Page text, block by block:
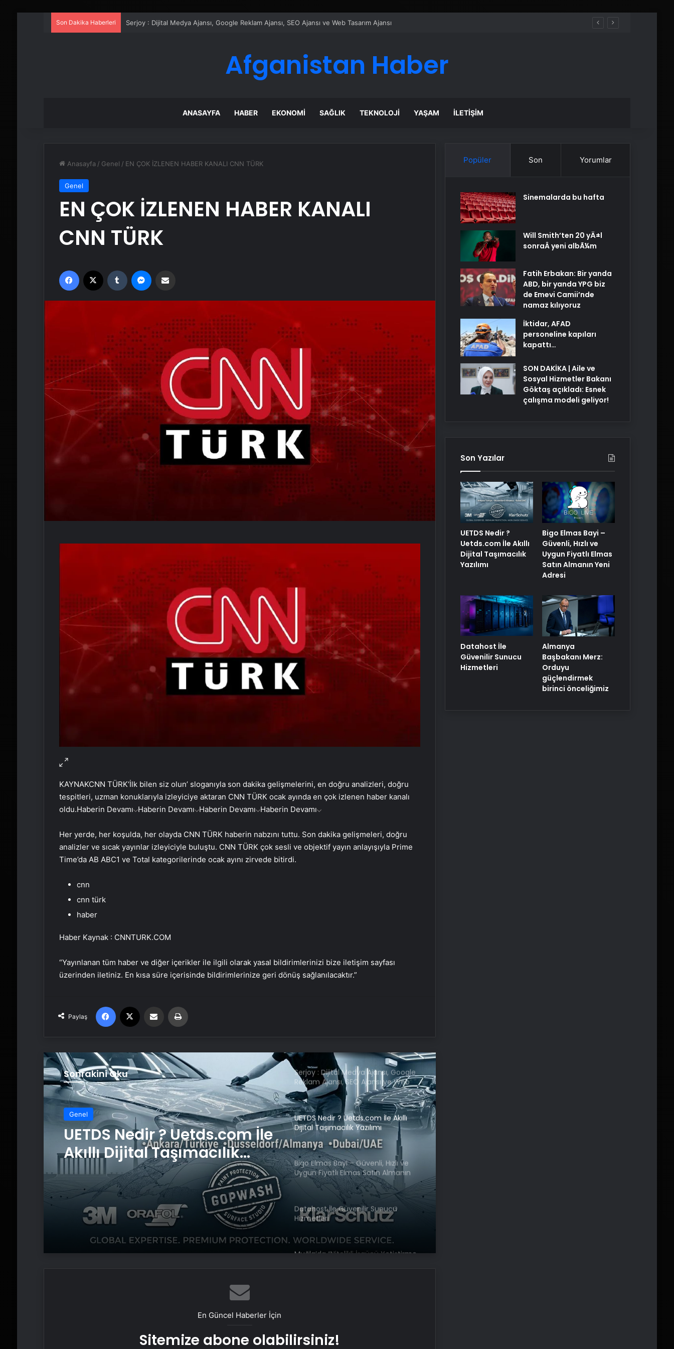
Son Dakika Haberleri UETDS Nedir ? Uetds.com İle Akıllı Dijital Taşımacılık Yazılımı
Afganistan Haber
ANASAYFA HABER EKONOMI SAĞLIK TEKNOLOJI YAŞAM İLETIŞIM
Anasayfa / Genel / EN ÇOK İZLENEN HABER KANALI CNN TÜRK
Genel
EN ÇOK İZLENEN HABER KANALI
CNN TÜRK
Facebook Tumblr
KAYNAKCNN TÜRK‘İlk bilen siz olun’ sloganıyla son dakika gelişmelerini, en doğru analizleri, doğru
tespitleri, uzman konuklarıyla izleyiciye aktaran CNN TÜRK ocak ayında en çok izlenen haber kanalı
oldu.Haberin Devamı Haberin Devamı Haberin Devamı Haberin Devamı
Her yerde, her koşulda, her olayda CNN TÜRK haberin nabzını tuttu. Son dakika gelişmeleri, doğru
analizler ve sıcak yayınlar izleyiciyle buluştu. CNN TÜRK çok sesli ve objektif yayın anlayışıyla Prime
Time’da AB ABC1 ve Total kategorilerinde ocak ayını zirvede bitirdi.
cnn
cnn türk
haber
Haber Kaynak : CNNTURK.COM
“Yayınlanan tüm haber ve diğer içerikler ile ilgili olarak yasal bildirimlerinizi bize iletişim sayfası
üzerinden iletiniz. En kısa süre içerisinde bildirimlerinize geri dönüş sağlanılacaktır.”
Paylaş
Facebook Email'den paylaş
Sonrakini Oku
Genel
UETDS Nedir ? Uetds.com İle
Akıllı Dijital Taşımacılık
Yazılımı
“Beni dövüyor” diye mesaj attı!
Genç kız cinayetten tutuklandı!
DMM “Aile Yılı” kapsamındaki
Serjoy : Dijital Medya Ajansı, Google
Reklam Ajansı, SEO Ajansı ve Web
Tasarım Ajansı
UETDS Nedir ? Uetds.com İle Akıllı
Dijital Taşımacılık Yazılımı
Bigo Elmas Bayi – Güvenli, Hızlı ve
Uygun Fiyatlı Elmas Satın Almanın
Yeni Adresi
Datahost İle Güvenilir Sunucu
Hizmetleri
Muğla’da “Nitelikli İşgücü Yetiştirme
CHP lideri Özel’den Gürtuna
En Güncel Haberler İçin
Sitemize abone olabilirsiniz!
Popüler Son Yorumlar
Sinemalarda bu hafta
Will Smith’ten 20 yÄ±l
sonraÂ yeni albÃ¼m
Fatih Erbakan: Bir yanda
ABD, bir yanda YPG biz
de Emevi Camii’nde
namaz kılıyoruz
İktidar, AFAD
personeline kapıları
kapattı…
SON DAKİKA | Aile ve
Sosyal Hizmetler Bakanı
Göktaş açıkladı: Esnek
çalışma modeli geliyor!
Son Yazılar
UETDS Nedir ?
Uetds.com İle Akıllı
Dijital Taşımacılık
Yazılımı
Bigo Elmas Bayi –
Güvenli, Hızlı ve
Uygun Fiyatlı Elmas
Satın Almanın Yeni
Adresi
Datahost İle
Güvenilir Sunucu
Hizmetleri
Almanya
Başbakanı Merz:
Orduyu
güçlendirmek
birinci önceliğimiz